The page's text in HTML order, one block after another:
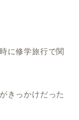
に修学旅行で関
きっかけだった